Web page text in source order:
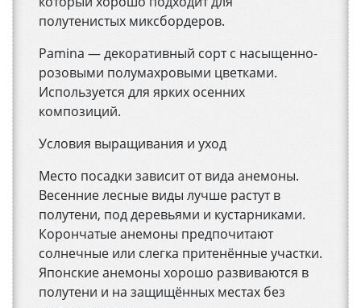
полутенистых миксбордеров.
Pamina — декоративный сорт с насыщенно-
розовыми полумахровыми цветками.
Используется для ярких осенних
композиций.
Условия выращивания и уход
Место посадки зависит от вида анемоны.
Весенние лесные виды лучше растут в
полутени, под деревьями и кустарниками.
Корончатые анемоны предпочитают
солнечные или слегка притенённые участки.
Японские анемоны хорошо развиваются в
полутени и на защищённых местах без